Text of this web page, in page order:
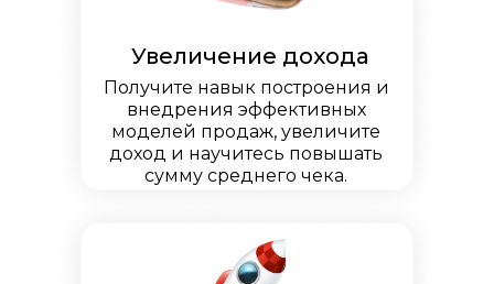
Увеличение дохода
Получите навык построения и
внедрения эффективных
моделей продаж, увеличите
доход и научитесь повышать
сумму среднего чека.